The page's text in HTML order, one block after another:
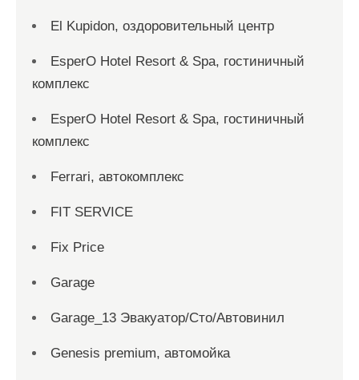
El Kupidon, оздоровительный центр
EsperO Hotel Resort & Spa, гостиничный
комплекс
EsperO Hotel Resort & Spa, гостиничный
комплекс
Ferrari, автокомплекс
FIT SERVICE
Fix Price
Garage
Garage_13 Эвакуатор/Сто/Автовинил
Genesis premium, автомойка